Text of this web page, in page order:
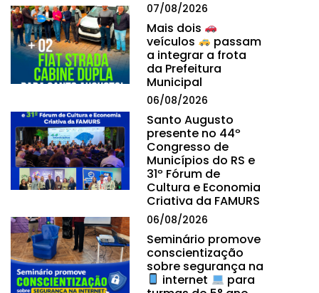
07/08/2026
Mais dois
veículos
passam
a integrar a frota
da Prefeitura
Municipal
06/08/2026
Santo Augusto
presente no 44º
Congresso de
Municípios do RS e
31º Fórum de
Cultura e Economia
Criativa da FAMURS
06/08/2026
Seminário promove
conscientização
sobre segurança na
internet
para